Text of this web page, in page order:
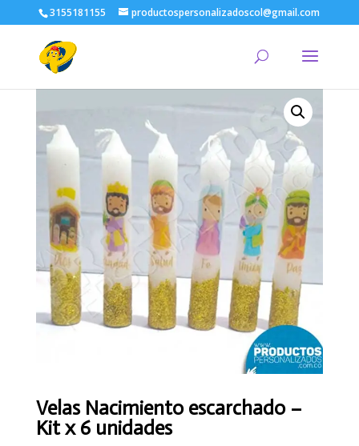
3155181155 productospersonalizadoscol@gmail.com
Velas Nacimiento escarchado –
Kit x 6 unidades